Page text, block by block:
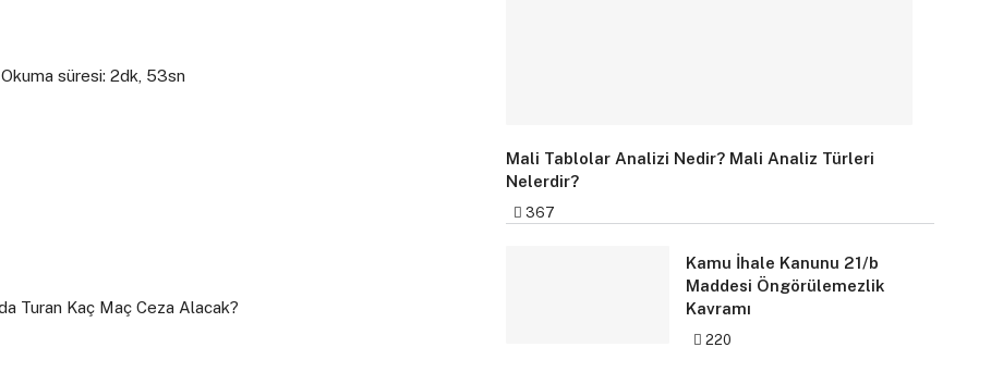
Okuma süresi: 2dk, 53sn
Mali Tablolar Analizi Nedir? Mali Analiz Türleri
Nelerdir?
367
Kamu İhale Kanunu 21/b
Maddesi Öngörülemezlik
Kavramı
220